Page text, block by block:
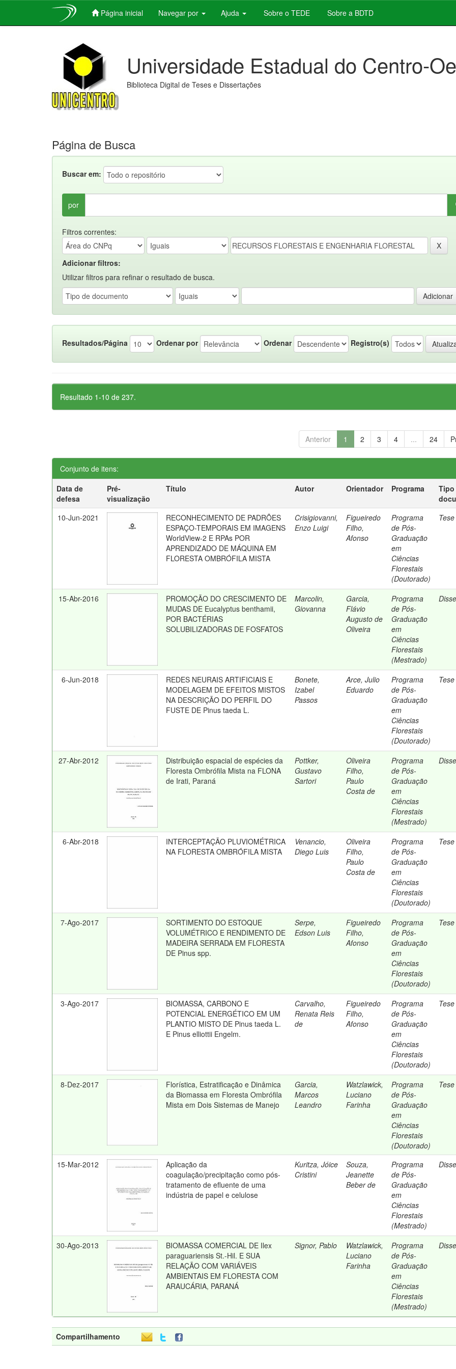
Página inicial Navegar por Ajuda Sobre o TEDE Sobre a BDTD
Universidade Estadual do Centro-
Biblioteca Digital de Teses e Dissertações
Página de Busca
Buscar em:
por
Filtros correntes:
Adicionar filtros:
Utilizar filtros para refinar o resultado de busca.
Resultados/Página Ordenar por Ordenar Registro(s)
Resultado 1-10 de 237.
Anterior 1 2 3 4 ... 24
Conjunto de itens:
Data de
defesa
Pré-
visualização
Título Autor Orientador Programa
Tipo
10-Jun-2021
RECONHECIMENTO DE PADRÕES
ESPAÇO-TEMPORAIS EM IMAGENS
WorldView-2 E RPAs POR
APRENDIZADO DE MÁQUINA EM
FLORESTA OMBRÓFILA MISTA
Crisigiovanni,
Enzo Luigi
Figueiredo
Filho,
Afonso
Programa
de Pós-
Graduação
em
Ciências
Florestais
(Doutorado)
Tese
15-Abr-2016
PROMOÇÃO DO CRESCIMENTO DE
MUDAS DE Eucalyptus benthamii,
POR BACTÉRIAS
SOLUBILIZADORAS DE FOSFATOS
Marcolin,
Giovanna
Garcia,
Flávio
Augusto de
Oliveira
Programa
de Pós-
Graduação
em
Ciências
Florestais
(Mestrado)
6-Jun-2018
REDES NEURAIS ARTIFICIAIS E
MODELAGEM DE EFEITOS MISTOS
NA DESCRIÇÃO DO PERFIL DO
FUSTE DE Pinus taeda L.
Bonete,
Izabel
Passos
Arce, Julio
Eduardo
Programa
de Pós-
Graduação
em
Ciências
Florestais
(Doutorado)
Tese
27-Abr-2012
Distribuição espacial de espécies da
Floresta Ombrófila Mista na FLONA
de Irati, Paraná
Pottker,
Gustavo
Sartori
Oliveira
Filho,
Paulo
Costa de
Programa
de Pós-
Graduação
em
Ciências
Florestais
(Mestrado)
6-Abr-2018
INTERCEPTAÇÃO PLUVIOMÉTRICA
NA FLORESTA OMBRÓFILA MISTA
Venancio,
Diego Luis
Oliveira
Filho,
Paulo
Costa de
Programa
de Pós-
Graduação
em
Ciências
Florestais
(Doutorado)
Tese
7-Ago-2017
SORTIMENTO DO ESTOQUE
VOLUMÉTRICO E RENDIMENTO DE
MADEIRA SERRADA EM FLORESTA
DE Pinus spp.
Serpe,
Edson Luis
Figueiredo
Filho,
Afonso
Programa
de Pós-
Graduação
em
Ciências
Florestais
(Doutorado)
Tese
3-Ago-2017
BIOMASSA, CARBONO E
POTENCIAL ENERGÉTICO EM UM
PLANTIO MISTO DE Pinus taeda L.
E Pinus elliottii Engelm.
Carvalho,
Renata Reis
de
Figueiredo
Filho,
Afonso
Programa
de Pós-
Graduação
em
Ciências
Florestais
(Doutorado)
Tese
8-Dez-2017
Florística, Estratificação e Dinâmica
da Biomassa em Floresta Ombrófila
Mista em Dois Sistemas de Manejo
Garcia,
Marcos
Leandro
Watzlawick,
Luciano
Farinha
Programa
de Pós-
Graduação
em
Ciências
Florestais
(Doutorado)
Tese
15-Mar-2012
Aplicação da
coagulação/precipitação como pós-
tratamento de efluente de uma
indústria de papel e celulose
Kuritza, Jóice
Cristini
Souza,
Jeanette
Beber de
Programa
de Pós-
Graduação
em
Ciências
Florestais
(Mestrado)
30-Ago-2013
BIOMASSA COMERCIAL DE Ilex
paraguariensis St.-Hil. E SUA
RELAÇÃO COM VARIÁVEIS
AMBIENTAIS EM FLORESTA COM
ARAUCÁRIA, PARANÁ
Signor, Pablo
Watzlawick,
Luciano
Farinha
Programa
de Pós-
Graduação
em
Ciências
Florestais
(Mestrado)
Compartilhamento